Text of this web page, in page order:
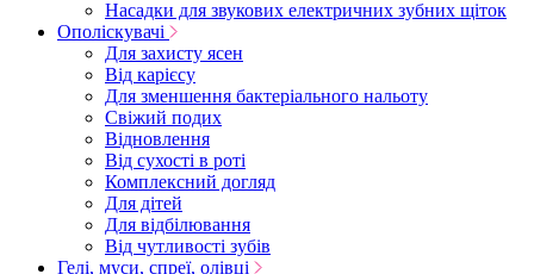
Насадки для звукових електричних зубних щіток
Ополіскувачі
Для захисту ясен
Від карієсу
Для зменшення бактеріального нальоту
Свіжий подих
Відновлення
Від сухості в роті
Комплексний догляд
Для дітей
Для відбілювання
Від чутливості зубів
Гелі, муси, спреї, олівці